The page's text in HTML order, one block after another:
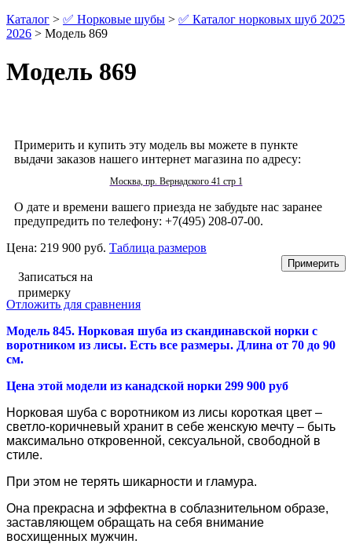
Каталог > ✅ Норковые шубы > ✅ Каталог норковых шуб 2025
2026 > Модель 869
Модель 869
Примерить и купить эту модель вы можете в пункте
выдачи заказов нашего интернет магазина по адресу:
Москва, пр. Вернадского 41 стр 1
О дате и времени вашего приезда не забудьте нас заранее
предупредить по телефону: +7(495) 208-07-00.
Цена: 219 900 руб. Таблица размеров
Записаться на
примерку
Отложить для сравнения
Модель 845. Норковая шуба из скандинавской норки с
воротником из лисы. Есть все размеры. Длина от 70 до 90
см.
Цена этой модели из канадской норки 299 900 руб
Норковая шуба с воротником из лисы короткая цвет –
светло-коричневый хранит в себе женскую мечту – быть
максимально откровенной, сексуальной, свободной в
стиле.
При этом не терять шикарности и гламура.
Она прекрасна и эффектна в соблазнительном образе,
заставляющем обращать на себя внимание
восхищенных мужчин.